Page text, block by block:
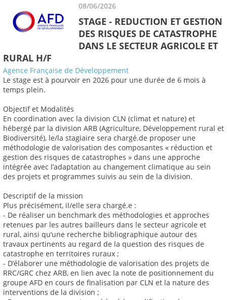
08/06/2026
STAGE - REDUCTION ET GESTION
DES RISQUES DE CATASTROPHE
DANS LE SECTEUR AGRICOLE ET
RURAL H/F
Agence Française de Développement
Le stage est à pourvoir en 2026 pour une durée de 6 mois à
temps plein.
Objectif et Modalités
En coordination avec la division CLN (climat et nature) et
hébergé par la division ARB (Agriculture, Développement rural et
Biodiversité), le/la stagiaire sera chargé.de proposer une
méthodologie de valorisation des composantes « réduction et
gestion des risques de catastrophes » dans une approche
intégrée avec l’adaptation au changement climatique au sein
des projets et programmes suivis au sein de la division.
Descriptif de la mission
Plus précisément, il/elle sera chargé.e :
- De réaliser un benchmark des méthodologies et approches
retenues par les autres bailleurs dans le secteur agricole et
rural, ainsi qu’une recherche bibliographique autour des
travaux pertinents au regard de la question des risques de
catastrophe en territoires ruraux ;
- D’élaborer une méthodologie de valorisation des projets de
RRC/GRC chez ARB, en lien avec la note de positionnement du
groupe AFD en cours de finalisation par CLN et la nature des
interventions de la division ;